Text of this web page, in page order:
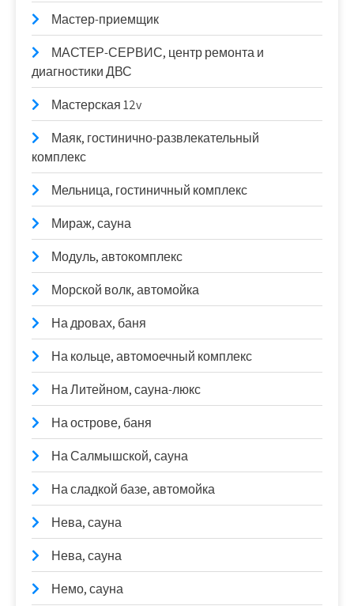
Мастер-приемщик
МАСТЕР-СЕРВИС, центр ремонта и
диагностики ДВС
Мастерская 12v
Маяк, гостинично-развлекательный
комплекс
Мельница, гостиничный комплекс
Мираж, сауна
Модуль, автокомплекс
Морской волк, автомойка
На дровах, баня
На кольце, автомоечный комплекс
На Литейном, сауна-люкс
На острове, баня
На Салмышской, сауна
На сладкой базе, автомойка
Нева, сауна
Нева, сауна
Немо, сауна